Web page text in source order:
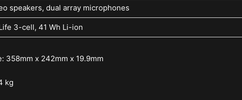
speakers, dual array microphones
3-cell, 41 Wh Li-ion
358mm x 242mm x 19.9mm
kg